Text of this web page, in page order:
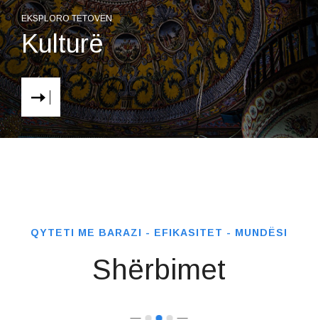
EKSPLORO TETOVËN
Kulturë
QYTETI ME BARAZI - EFIKASITET - MUNDËSI
Shërbimet